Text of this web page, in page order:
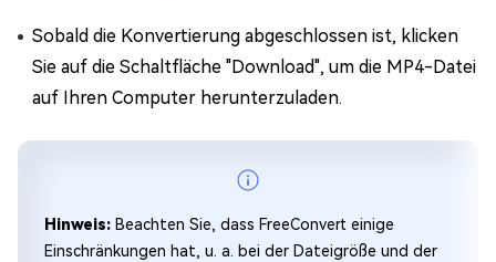
Sobald die Konvertierung abgeschlossen ist, klicken
Sie auf die Schaltfläche "Download", um die MP4-Datei
auf Ihren Computer herunterzuladen.
Hinweis: Beachten Sie, dass FreeConvert einige
Einschränkungen hat, u. a. bei der Dateigröße und der